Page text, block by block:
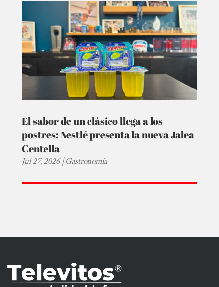
El sabor de un clásico llega a los
postres: Nestlé presenta la nueva Jalea
Centella
Jul 27, 2026|Gastronomía